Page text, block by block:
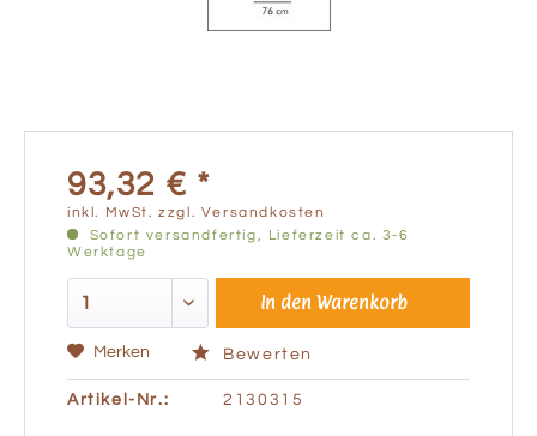
93,32 € *
inkl. MwSt.zzgl. Versandkosten
Sofort versandfertig, Lieferzeit ca. 3-6
Werktage
In den Warenkorb
Merken Bewerten
Artikel-Nr.: 2130315